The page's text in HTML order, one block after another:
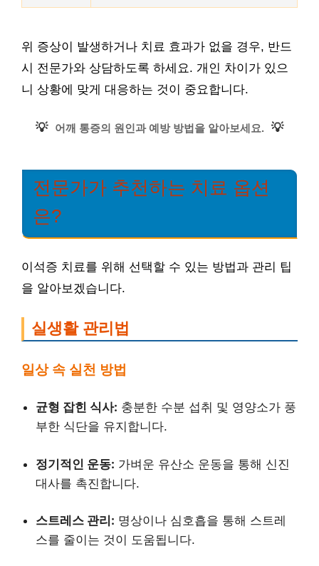
위 증상이 발생하거나 치료 효과가 없을 경우, 반드
시 전문가와 상담하도록 하세요. 개인 차이가 있으
니 상황에 맞게 대응하는 것이 중요합니다.
💡 어깨 통증의 원인과 예방 방법을 알아보세요. 💡
전문가가 추천하는 치료 옵션
은?
이석증 치료를 위해 선택할 수 있는 방법과 관리 팁
을 알아보겠습니다.
실생활 관리법
일상 속 실천 방법
균형 잡힌 식사: 충분한 수분 섭취 및 영양소가 풍
부한 식단을 유지합니다.
정기적인 운동: 가벼운 유산소 운동을 통해 신진
대사를 촉진합니다.
스트레스 관리: 명상이나 심호흡을 통해 스트레
스를 줄이는 것이 도움됩니다.